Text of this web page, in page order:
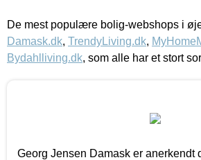
De mest populære bolig-webshops i
Damask.dk, TrendyLiving.dk,
Bydahlliving.dk, som alle har et stort
Georg Jensen Damask er anerkendt